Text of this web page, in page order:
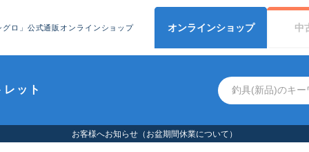
ロ」公式通販オンラインショップ オンラインショップ 中
ット
お客様へお知らせ（お盆期間休業について）